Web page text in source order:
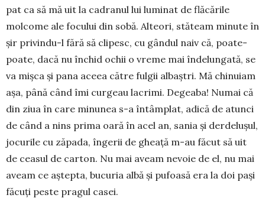
pat ca să mă uit la cadranul lui luminat de flăcările
molcome ale focului din sobă. Alteori, stăteam minute în
şir privindu-l fără să clipesc, cu gândul naiv că, poate-
poate, dacă nu închid ochii o vreme mai îndelungată, se
va mişca şi pana aceea către fulgii albaştri. Mă chinuiam
aşa, până când îmi curgeau lacrimi. Degeaba! Numai că
din ziua în care minunea s-a întâmplat, adică de atunci
de când a nins prima oară în acel an, sania și derdelușul,
jocurile cu zăpada, îngerii de gheață m-au făcut să uit
de ceasul de carton. Nu mai aveam nevoie de el, nu mai
aveam ce aștepta, bucuria albă și pufoasă era la doi pași
făcuți peste pragul casei.